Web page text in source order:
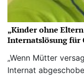
„Kinder ohne
Internatslösung für
„Wenn Mütter
Internat